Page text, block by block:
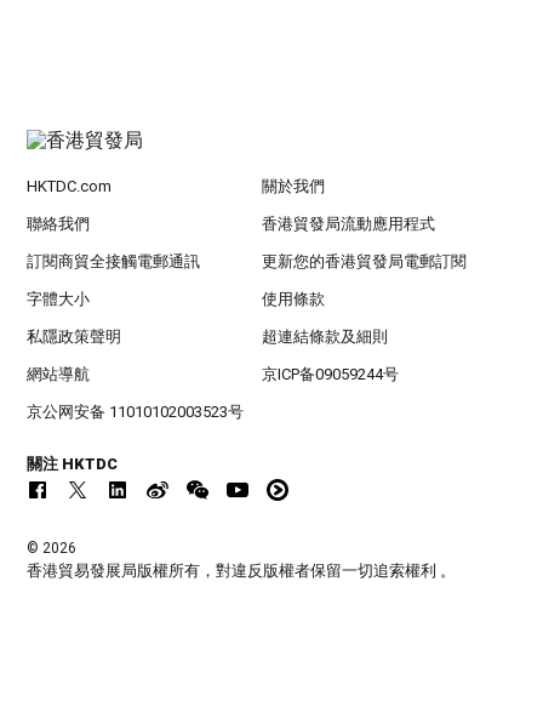
HKTDC.com 關於我們
聯絡我們 香港貿發局流動應用程式
訂閱商貿全接觸電郵通訊 更新您的香港貿發局電郵訂閱
字體大小 使用條款
私隱政策聲明 超連結條款及細則
網站導航 京ICP备09059244号
京公网安备 11010102003523号
關注 HKTDC
© 2026
香港貿易發展局版權所有，對違反版權者保留一切追索權利 。